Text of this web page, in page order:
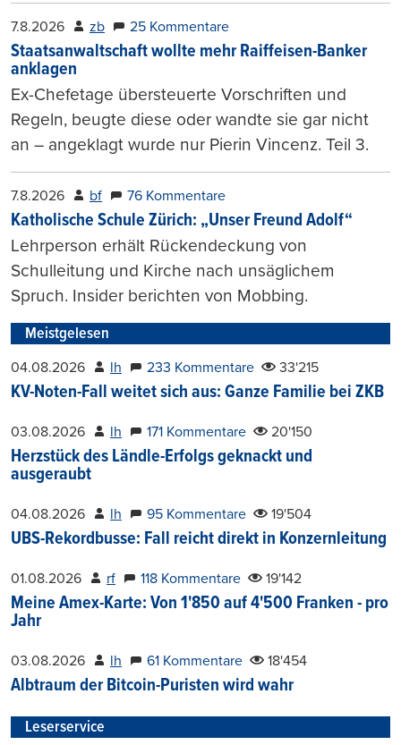
7.8.2026 zb 25 Kommentare
Staatsanwaltschaft wollte mehr Raiffeisen-Banker
anklagen
Ex-Chefetage übersteuerte Vorschriften und
Regeln, beugte diese oder wandte sie gar nicht
an – angeklagt wurde nur Pierin Vincenz. Teil 3.
7.8.2026 bf 76 Kommentare
Katholische Schule Zürich: „Unser Freund Adolf“
Lehrperson erhält Rückendeckung von
Schulleitung und Kirche nach unsäglichem
Spruch. Insider berichten von Mobbing.
Meistgelesen
04.08.2026 lh 233 Kommentare 33'215
KV-Noten-Fall weitet sich aus: Ganze Familie bei ZKB
03.08.2026 lh 171 Kommentare 20'150
Herzstück des Ländle-Erfolgs geknackt und
ausgeraubt
04.08.2026 lh 95 Kommentare 19'504
UBS-Rekordbusse: Fall reicht direkt in Konzernleitung
01.08.2026 rf 118 Kommentare 19'142
Meine Amex-Karte: Von 1'850 auf 4'500 Franken - pro
Jahr
03.08.2026 lh 61 Kommentare 18'454
Albtraum der Bitcoin-Puristen wird wahr
Leserservice